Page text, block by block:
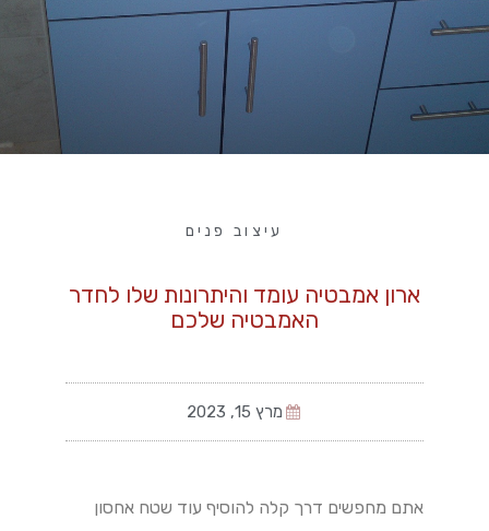
עיצוב פנים
ארון אמבטיה עומד והיתרונות שלו לחדר
האמבטיה שלכם
מרץ 15, 2023
אתם מחפשים דרך קלה להוסיף עוד שטח אחסון